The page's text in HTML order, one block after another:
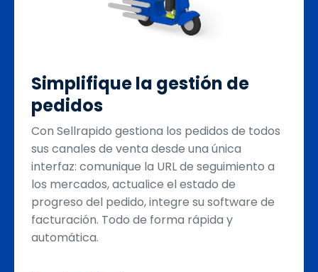
Simplifique la gestión de
pedidos
Con Sellrapido gestiona los pedidos de todos
sus canales de venta desde una única
interfaz: comunique la URL de seguimiento a
los mercados, actualice el estado de
progreso del pedido, integre su software de
facturación. Todo de forma rápida y
automática.